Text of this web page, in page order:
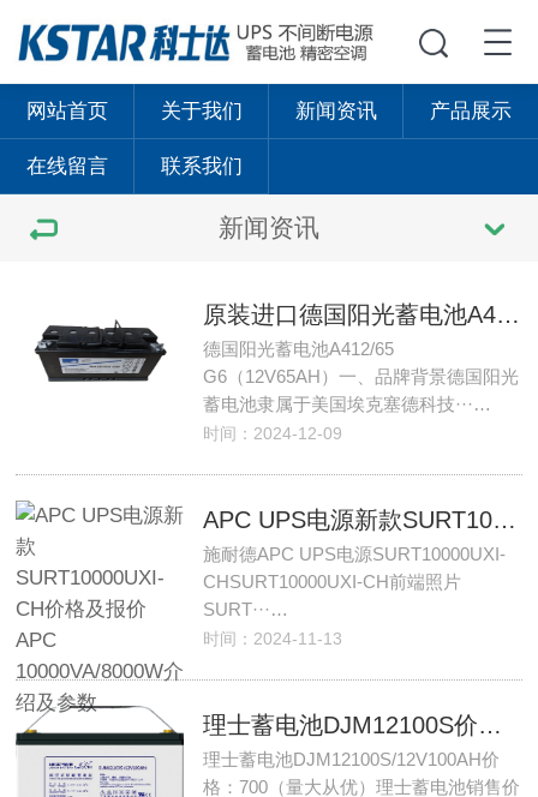
网站首页 关于我们 新闻资讯 产品展示
在线留言 联系我们
新闻资讯
原装进口德国阳光蓄电池A412/65 G6价格-德国阳光蓄电池12V65AH报价
德国阳光蓄电池A412/65
G6（12V65AH）一、品牌背景德国阳光
蓄电池隶属于美国埃克塞德科技···…
时间：2024-12-09
APC UPS电源新款SURT10000UXI-CH价格及报价 APC 10000VA/8000W介绍及参数
施耐德APC UPS电源SURT10000UXI-
CHSURT10000UXI-CH前端照片
SURT···…
时间：2024-11-13
理士蓄电池DJM12100S价格/参数/报价/-理士蓄电池12V100AH销售/官网
理士蓄电池DJM12100S/12V100AH价
格：700（量大从优）理士蓄电池销售价